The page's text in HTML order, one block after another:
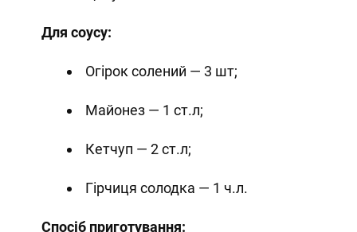
Для соусу:
Огірок солений — 3 шт;
Майонез — 1 ст.л;
Кетчуп — 2 ст.л;
Гірчиця солодка — 1 ч.л.
Спосіб приготування: